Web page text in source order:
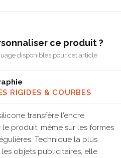
ce produit ?
disponibles pour cet article
RIGIDES & COURBES
transfère l'encre
produit, même sur les formes
Technique la plus
objets publicitaires, elle